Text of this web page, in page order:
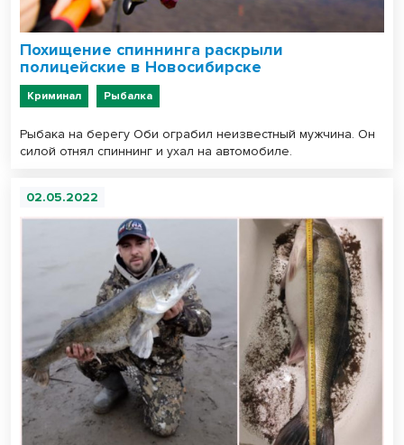
Похищение спиннинга раскрыли
полицейские в Новосибирске
Криминал Рыбалка
Рыбака на берегу Оби ограбил неизвестный мужчина. Он
силой отнял спиннинг и ухал на автомобиле.
02.05.2022